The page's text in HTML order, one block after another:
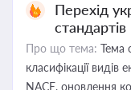
Перехід
Про що тема: Тема
класифікації видів
NACE, оновлення